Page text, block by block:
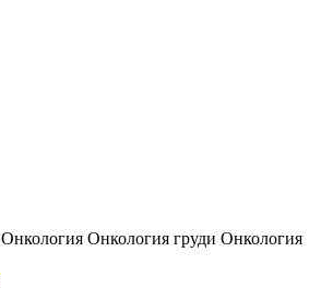
Онкология Онкология груди Онкология